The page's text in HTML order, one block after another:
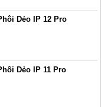
Dẻo IP 12 Pro
Dẻo IP 11 Pro